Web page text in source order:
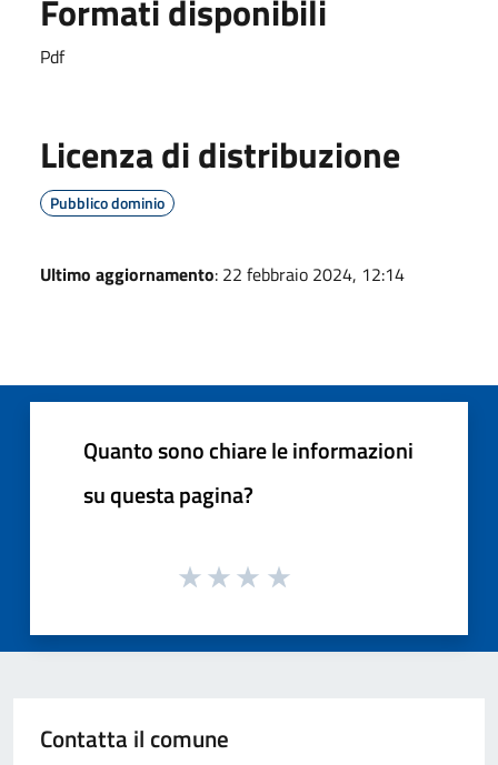
Formati disponibili
Pdf
Licenza di distribuzione
Pubblico dominio
Ultimo aggiornamento: 22 febbraio 2024, 12:14
Quanto sono chiare le informazioni
su questa pagina?
Contatta il comune